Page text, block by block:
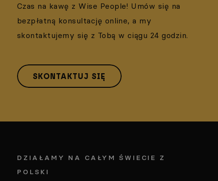
Czas na kawę z Wise People! Umów się na
bezpłatną konsultację online, a my
skontaktujemy się z Tobą w ciągu 24 godzin.
SKONTAKTUJ SIĘ
DZIAŁAMY NA CAŁYM ŚWIECIE Z
POLSKI